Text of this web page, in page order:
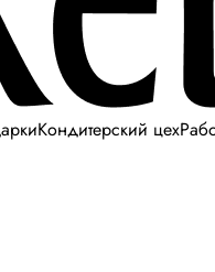
Кондитерский цех